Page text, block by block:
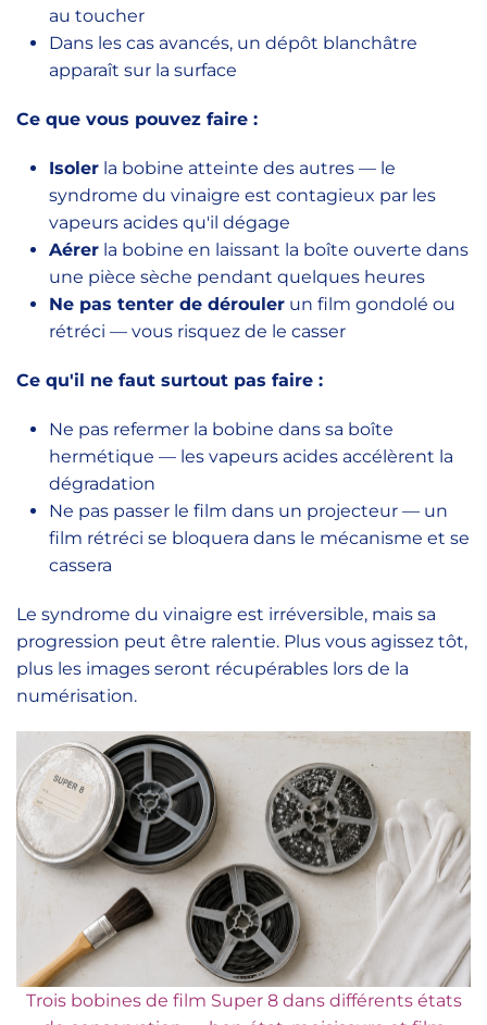
au toucher
Dans les cas avancés, un dépôt blanchâtre
apparaît sur la surface
Ce que vous pouvez faire :
Isoler la bobine atteinte des autres — le
syndrome du vinaigre est contagieux par les
vapeurs acides qu'il dégage
Aérer la bobine en laissant la boîte ouverte dans
une pièce sèche pendant quelques heures
Ne pas tenter de dérouler un film gondolé ou
rétréci — vous risquez de le casser
Ce qu'il ne faut surtout pas faire :
Ne pas refermer la bobine dans sa boîte
hermétique — les vapeurs acides accélèrent la
dégradation
Ne pas passer le film dans un projecteur — un
film rétréci se bloquera dans le mécanisme et se
cassera
Le syndrome du vinaigre est irréversible, mais sa
progression peut être ralentie. Plus vous agissez tôt,
plus les images seront récupérables lors de la
numérisation.
Trois bobines de film Super 8 dans différents états